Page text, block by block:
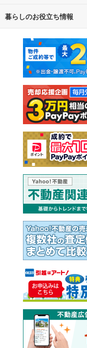
通勤・通学時間から探す
不動産・住宅
新築マンション
新築一戸建て
注文住宅
売却査定
暮らしのお役立ち情報
マンションカタログ